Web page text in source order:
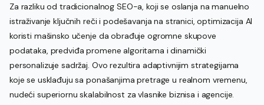
Za razliku od tradicionalnog SEO-a, koji se oslanja na manuelno
istraživanje ključnih reči i podešavanja na stranici, optimizacija AI
koristi mašinsko učenje da obrađuje ogromne skupove
podataka, predviđa promene algoritama i dinamički
personalizuje sadržaj. Ovo rezultira adaptivnijim strategijama
koje se usklađuju sa ponašanjima pretrage u realnom vremenu,
nudeći superiornu skalabilnost za vlasnike biznisa i agencije.